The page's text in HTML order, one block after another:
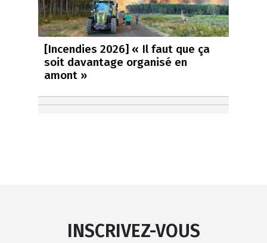
[Incendies 2026] « Il faut que ça
soit davantage organisé en
amont »
INSCRIVEZ-VOUS